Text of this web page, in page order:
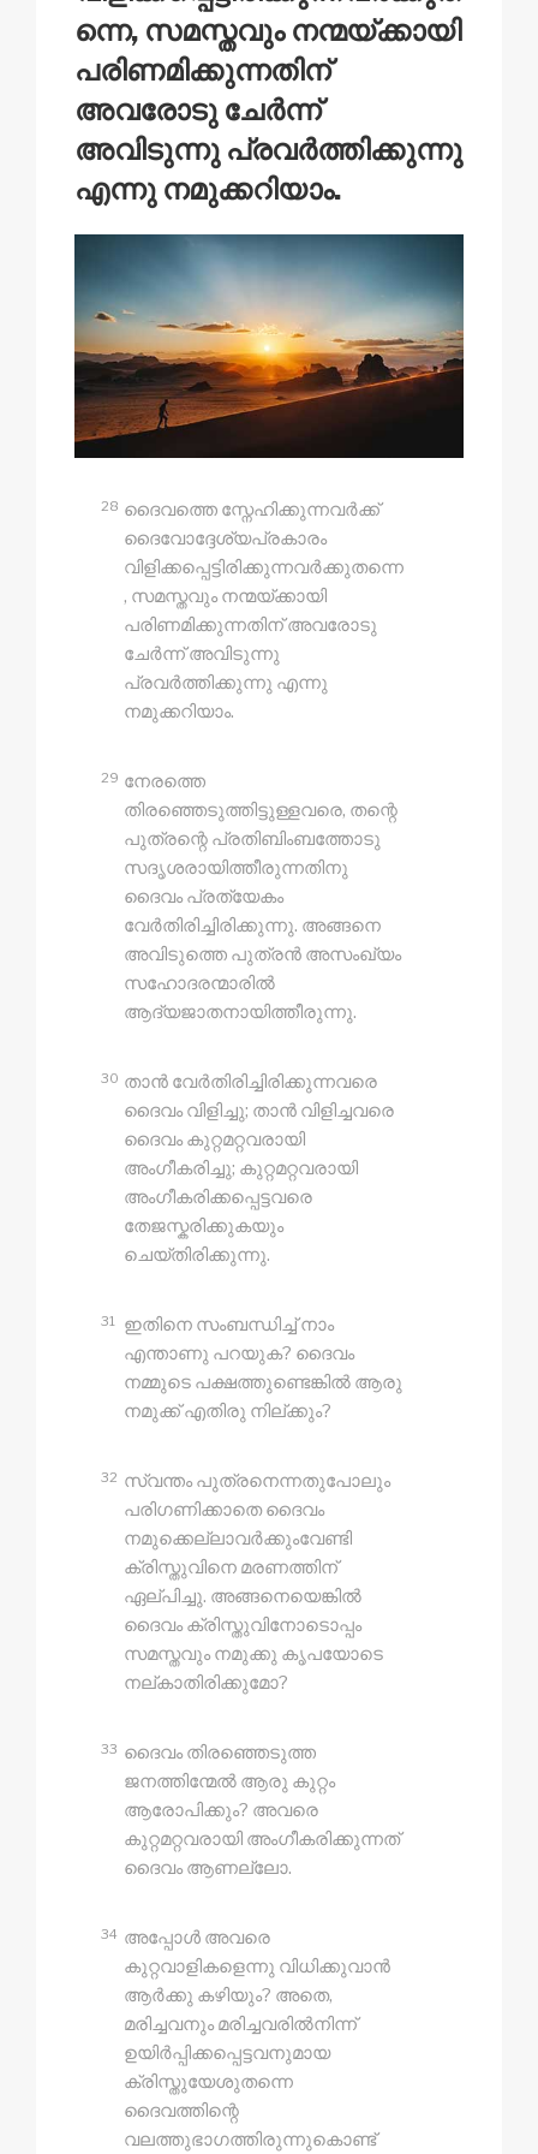
ന്നെ, സമസ്തവും നന്മയ്‍ക്കായി
പരിണമിക്കുന്നതിന്
അവരോടു ചേർന്ന്
അവിടുന്നു പ്രവർത്തിക്കുന്നു
എന്നു നമുക്കറിയാം.
28 ദൈവത്തെ സ്നേഹിക്കുന്നവർക്ക്
ദൈവോദ്ദേശ്യപ്രകാരം
വിളിക്കപ്പെട്ടിരിക്കുന്നവർക്കുതന്നെ
, സമസ്തവും നന്മയ്‍ക്കായി
പരിണമിക്കുന്നതിന് അവരോടു
ചേർന്ന് അവിടുന്നു
പ്രവർത്തിക്കുന്നു എന്നു
നമുക്കറിയാം.
29 നേരത്തെ
തിരഞ്ഞെടുത്തിട്ടുള്ളവരെ, തന്റെ
പുത്രന്റെ പ്രതിബിംബത്തോടു
സദൃശരായിത്തീരുന്നതിനു
ദൈവം പ്രത്യേകം
വേർതിരിച്ചിരിക്കുന്നു. അങ്ങനെ
അവിടുത്തെ പുത്രൻ അസംഖ്യം
സഹോദരന്മാരിൽ
ആദ്യജാതനായിത്തീരുന്നു.
30 താൻ വേർതിരിച്ചിരിക്കുന്നവരെ
ദൈവം വിളിച്ചു; താൻ വിളിച്ചവരെ
ദൈവം കുറ്റമറ്റവരായി
അംഗീകരിച്ചു; കുറ്റമറ്റവരായി
അംഗീകരിക്കപ്പെട്ടവരെ
തേജസ്കരിക്കുകയും
ചെയ്തിരിക്കുന്നു.
31 ഇതിനെ സംബന്ധിച്ച് നാം
എന്താണു പറയുക? ദൈവം
നമ്മുടെ പക്ഷത്തുണ്ടെങ്കിൽ ആരു
നമുക്ക് എതിരു നില്‌ക്കും?
32 സ്വന്തം പുത്രനെന്നതുപോലും
പരിഗണിക്കാതെ ദൈവം
നമുക്കെല്ലാവർക്കുംവേണ്ടി
ക്രിസ്തുവിനെ മരണത്തിന്
ഏല്പിച്ചു. അങ്ങനെയെങ്കിൽ
ദൈവം ക്രിസ്തുവിനോടൊപ്പം
സമസ്തവും നമുക്കു കൃപയോടെ
നല്‌കാതിരിക്കുമോ?
33 ദൈവം തിരഞ്ഞെടുത്ത
ജനത്തിന്മേൽ ആരു കുറ്റം
ആരോപിക്കും? അവരെ
കുറ്റമറ്റവരായി അംഗീകരിക്കുന്നത്
ദൈവം ആണല്ലോ.
34 അപ്പോൾ അവരെ
കുറ്റവാളികളെന്നു വിധിക്കുവാൻ
ആർക്കു കഴിയും? അതെ,
മരിച്ചവനും മരിച്ചവരിൽനിന്ന്
ഉയിർപ്പിക്കപ്പെട്ടവനുമായ
ക്രിസ്തുയേശുതന്നെ
ദൈവത്തിന്റെ
വലത്തുഭാഗത്തിരുന്നുകൊണ്ട്